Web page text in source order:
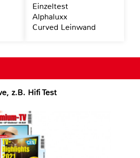
z.B. Hifi Test
Einzeltest
Alphaluxx
Curved Leinwand